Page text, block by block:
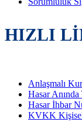
HIZLI
Anlaşmalı
Hasar Anında
Hasar İhbar
KVKK Kişisel